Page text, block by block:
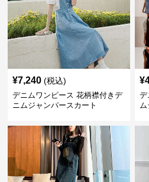
¥7,240 (税込)
デニムワンピース 花柄襟付きデ
ニムジャンパースカート
¥
デ
ム